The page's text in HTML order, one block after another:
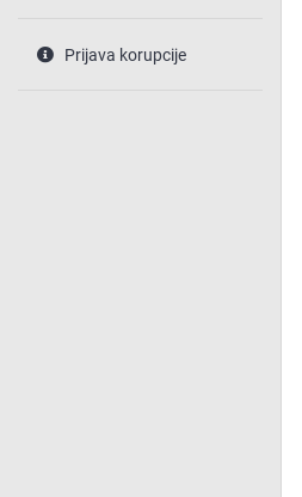
Prijava korupcije